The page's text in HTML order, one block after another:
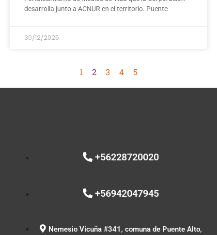
desarrolla junto a ACNUR en el territorio. Puente
30/12/2025
1 2 3 4 5
+56228720020
+56942047945
Nemesio Vicuña #341, comuna de Puente Alto,